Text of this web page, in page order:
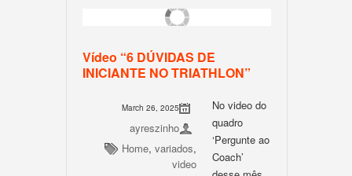
Vídeo “6 DÚVIDAS DE
INICIANTE NO TRIATHLON”
March 26, 2025
ayreszinho
Home, variados,
video
No video do
quadro
‘Pergunte ao
Coach’